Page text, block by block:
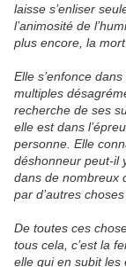
laisse s’enliser
l’animosité de
plus encore, la mort.
Elle s’enfonce
multiples
recherche de ses
elle est dans
personne. Elle
déshonneur peut-il
dans de nombreux
par d’autres choses
De toutes ces
tous cela, c’est la
elle qui en subit les